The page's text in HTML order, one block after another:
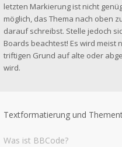
letzten Markierung ist nicht
möglich, das Thema nach oben
darauf schreibst. Stelle jedoch
Boards beachtest! Es wird meist
triftigen Grund auf alte oder
wird.
Textformatierung und
Was ist BBCode?